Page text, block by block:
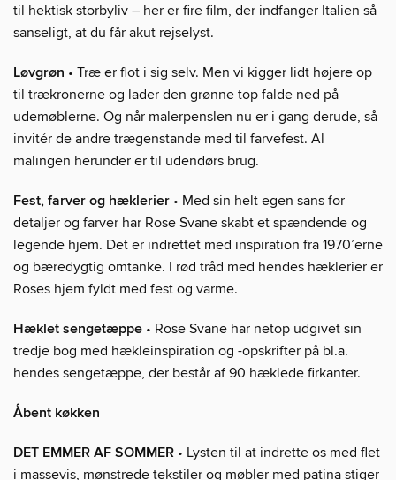
til hektisk storbyliv – her er fire film, der indfanger Italien så
sanseligt, at du får akut rejselyst.
Løvgrøn • Træ er flot i sig selv. Men vi kigger lidt højere op
til trækronerne og lader den grønne top falde ned på
udemøblerne. Og når malerpenslen nu er i gang derude, så
invitér de andre trægenstande med til farvefest. Al
malingen herunder er til udendørs brug.
Fest, farver og hæklerier • Med sin helt egen sans for
detaljer og farver har Rose Svane skabt et spændende og
legende hjem. Det er indrettet med inspiration fra 1970’erne
og bæredygtig omtanke. I rød tråd med hendes hæklerier er
Roses hjem fyldt med fest og varme.
Hæklet sengetæppe • Rose Svane har netop udgivet sin
tredje bog med hækleinspiration og -opskrifter på bl.a.
hendes sengetæppe, der består af 90 hæklede firkanter.
Åbent køkken
DET EMMER AF SOMMER • Lysten til at indrette os med flet
i massevis, mønstrede tekstiler og møbler med patina stiger